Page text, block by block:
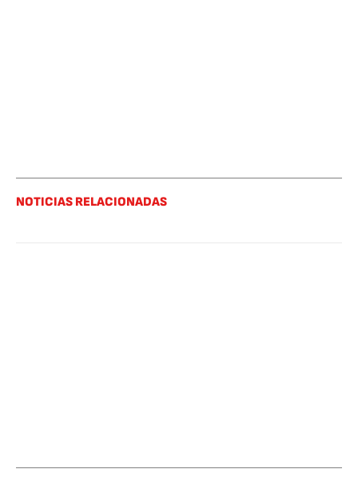
NOTICIAS RELACIONADAS